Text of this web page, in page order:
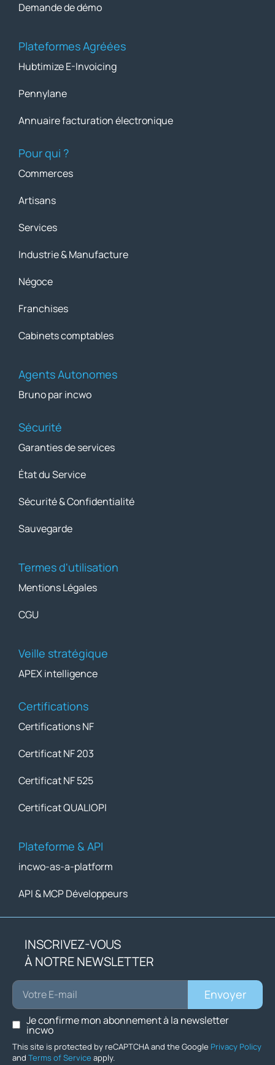
Demande de démo
Plateformes Agréées
Hubtimize E-Invoicing
Pennylane
Annuaire facturation électronique
Pour qui ?
Commerces
Artisans
Services
Industrie & Manufacture
Négoce
Franchises
Cabinets comptables
Agents Autonomes
Bruno par incwo
Sécurité
Garanties de services
État du Service
Sécurité & Confidentialité
Sauvegarde
Termes d'utilisation
Mentions Légales
CGU
Veille stratégique
APEX intelligence
Certifications
Certifications NF
Certificat NF 203
Certificat NF 525
Certificat QUALIOPI
Plateforme & API
incwo-as-a-platform
API & MCP Développeurs
INSCRIVEZ-VOUS
À NOTRE NEWSLETTER
This site is protected by reCAPTCHA and the Google Privacy Policy
and Terms of Service apply.
Je confirme mon abonnement à la newsletter
incwo
Envoyer